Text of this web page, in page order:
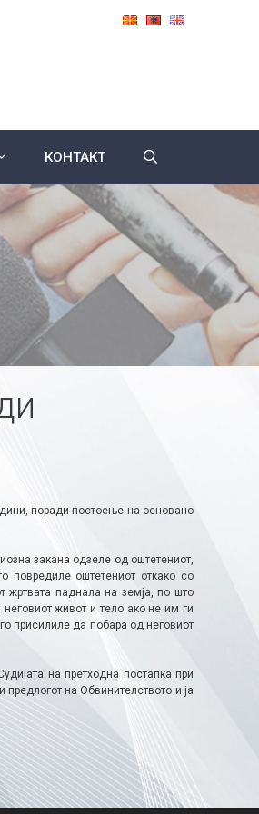
КОНТАКТ
поради постоење на основано
закана одзеле од оштетениот,
повредиле оштетениот откако со
жртвата паднала на земја, по што
живот и тело ако не им ги
присилиле да побара од неговиот
на претходна постапка при
на Обвинителството и ја